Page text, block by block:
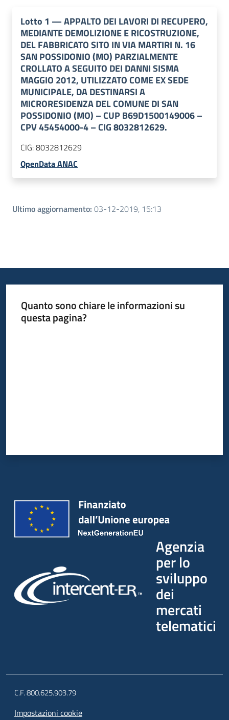
Lotto 1 —APPALTO DEI LAVORI DI RECUPERO,
MEDIANTE DEMOLIZIONE E RICOSTRUZIONE,
DEL FABBRICATO SITO IN VIA MARTIRI N. 16
SAN POSSIDONIO (MO) PARZIALMENTE
CROLLATO A SEGUITO DEI DANNI SISMA
MAGGIO 2012, UTILIZZATO COME EX SEDE
MUNICIPALE, DA DESTINARSI A
MICRORESIDENZA DEL COMUNE DI SAN
POSSIDONIO (MO) – CUP B69D1500149006 –
CPV 45454000-4 – CIG 8032812629.
CIG:8032812629
OpenData ANAC
Ultimo aggiornamento: 03-12-2019, 15:13
Quanto sono chiare le informazioni su
questa pagina?
Agenzia
per lo
sviluppo
dei
mercati
telematici
C.F. 800.625.903.79
Impostazioni cookie